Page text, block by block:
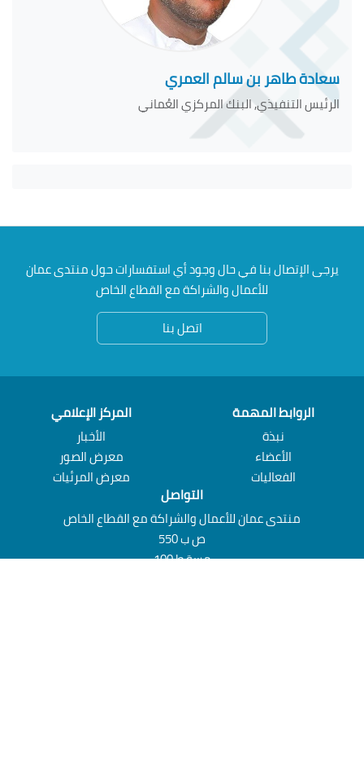
سعادة طاهر بن سالم العمري
الرئيس التنفيذي, البنك المركزي العُماني
يرجى الإتصال بنا في حال وجود أي استفسارات حول منتدى عمان
للأعمال والشراكة مع القطاع الخاص
اتصل بنا
الروابط المهمة
نبذة‎
الأعضاء
الفعاليات
المركز الإعلامي
الأخبار
معرض الصور
معرض المرئيات‎
التواصل‎
منتدى عمان للأعمال والشراكة مع القطاع الخاص
ص ب 550
مسقط 100